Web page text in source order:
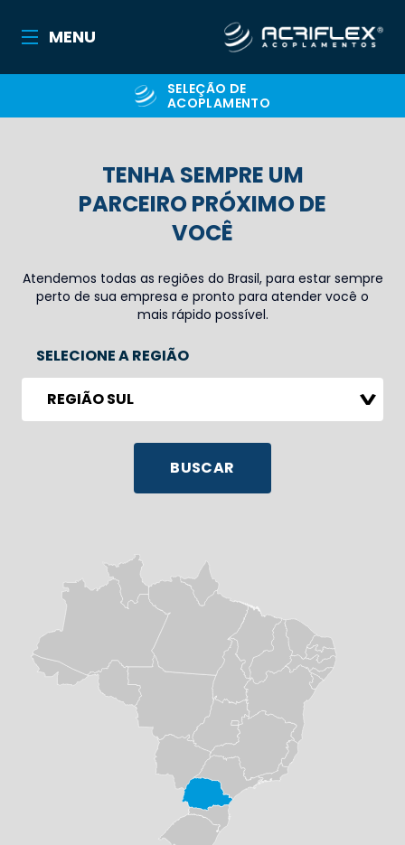
MENU
SELEÇÃO DE
ACOPLAMENTO
TENHA SEMPRE UM
PARCEIRO PRÓXIMO DE
VOCÊ
Atendemos todas as regiões do Brasil, para estar sempre
perto de sua empresa e pronto para atender você o
mais rápido possível.
SELECIONE A REGIÃO